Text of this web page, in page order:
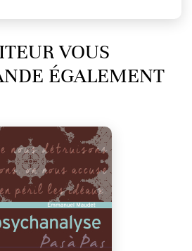
VOUS
ÉGALEMENT